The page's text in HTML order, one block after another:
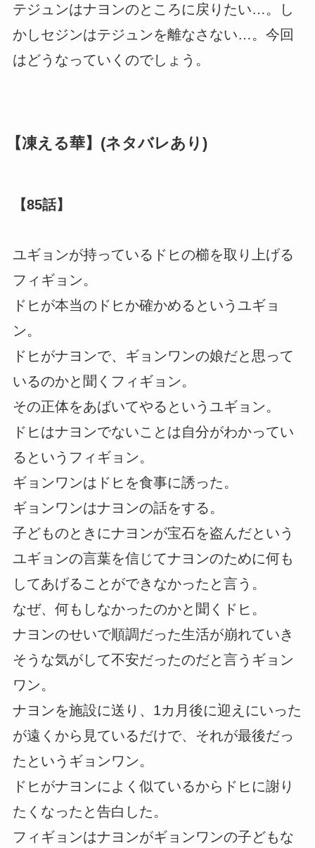
テジュンはナヨンのところに戻りたい…。し
かしセジンはテジュンを離なさない…。今回
はどうなっていくのでしょう。
【凍える華】(ネタバレあり)
【85話】
ユギョンが持っているドヒの櫛を取り上げる
フィギョン。
ドヒが本当のドヒか確かめるというユギョ
ン。
ドヒがナヨンで、ギョンワンの娘だと思って
いるのかと聞くフィギョン。
その正体をあばいてやるというユギョン。
ドヒはナヨンでないことは自分がわかってい
るというフィギョン。
ギョンワンはドヒを食事に誘った。
ギョンワンはナヨンの話をする。
子どものときにナヨンが宝石を盗んだという
ユギョンの言葉を信じてナヨンのために何も
してあげることができなかったと言う。
なぜ、何もしなかったのかと聞くドヒ。
ナヨンのせいで順調だった生活が崩れていき
そうな気がして不安だったのだと言うギョン
ワン。
ナヨンを施設に送り、1カ月後に迎えにいった
が遠くから見ているだけで、それが最後だっ
たというギョンワン。
ドヒがナヨンによく似ているからドヒに謝り
たくなったと告白した。
フィギョンはナヨンがギョンワンの子どもな